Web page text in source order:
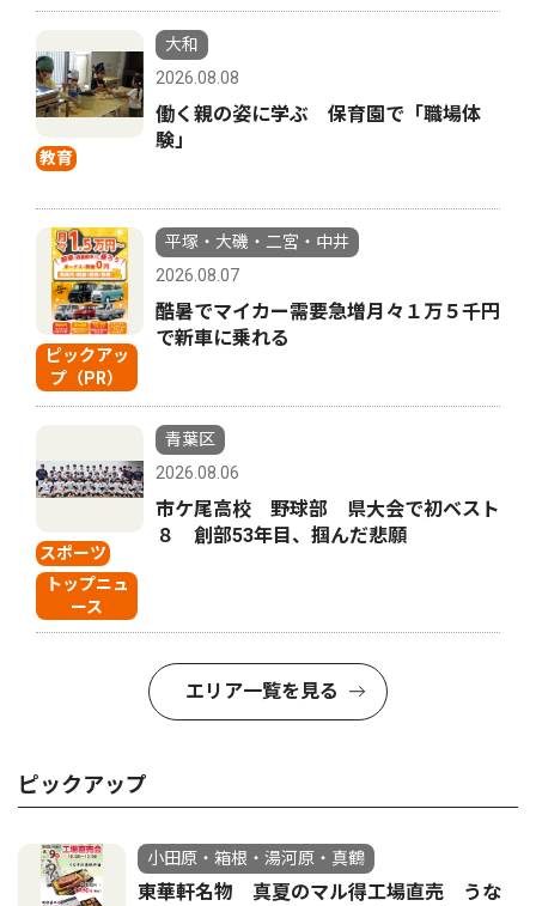
教育
大和
2026.08.08
働く親の姿に学ぶ 保育園で「職場体
験」
ピックアッ
プ（PR）
平塚・大磯・二宮・中井
2026.08.07
酷暑でマイカー需要急増月々１万５千円
で新車に乗れる
スポーツ
トップニュ
ース
青葉区
2026.08.06
市ケ尾高校 野球部 県大会で初ベスト
８ 創部53年目、掴んだ悲願
エリア一覧を見る
ピックアップ
小田原・箱根・湯河原・真鶴
東華軒名物 真夏のマル得工場直売 うな